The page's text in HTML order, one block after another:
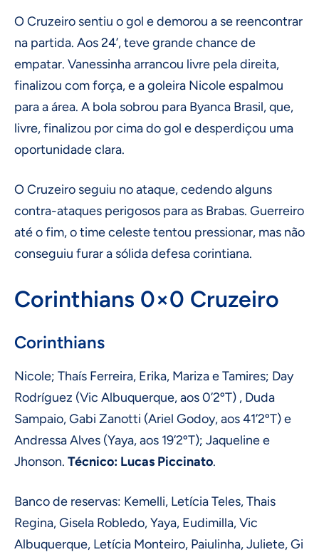
O Cruzeiro sentiu o gol e demorou a se reencontrar
na partida. Aos 24’, teve grande chance de
empatar. Vanessinha arrancou livre pela direita,
finalizou com força, e a goleira Nicole espalmou
para a área. A bola sobrou para Byanca Brasil, que,
livre, finalizou por cima do gol e desperdiçou uma
oportunidade clara.
O Cruzeiro seguiu no ataque, cedendo alguns
contra-ataques perigosos para as Brabas. Guerreiro
até o fim, o time celeste tentou pressionar, mas não
conseguiu furar a sólida defesa corintiana.
Corinthians 0×0 Cruzeiro
Corinthians
Nicole; Thaís Ferreira, Erika, Mariza e Tamires; Day
Rodríguez (Vic Albuquerque, aos 0’2ºT) , Duda
Sampaio, Gabi Zanotti (Ariel Godoy, aos 41’2ºT) e
Andressa Alves (Yaya, aos 19’2ºT); Jaqueline e
Jhonson. Técnico: Lucas Piccinato.
Banco de reservas: Kemelli, Letícia Teles, Thais
Regina, Gisela Robledo, Yaya, Eudimilla, Vic
Albuquerque, Letícia Monteiro, Paiulinha, Juliete, Gi